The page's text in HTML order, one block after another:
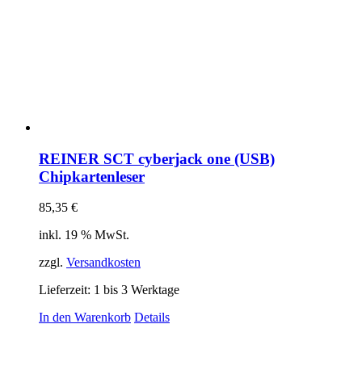
REINER SCT cyberjack one (USB)
Chipkartenleser
85,35 €
inkl. 19 % MwSt.
zzgl. Versandkosten
Lieferzeit: 1 bis 3 Werktage
In den Warenkorb Details